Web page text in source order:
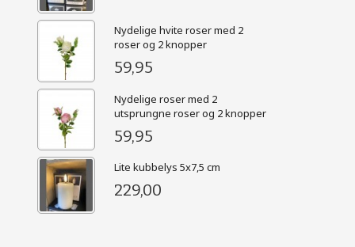
Nydelige hvite roser med 2
roser og 2 knopper
59,95
Nydelige roser med 2
utsprungne roser og 2 knopper
59,95
Lite kubbelys 5x7,5 cm
229,00